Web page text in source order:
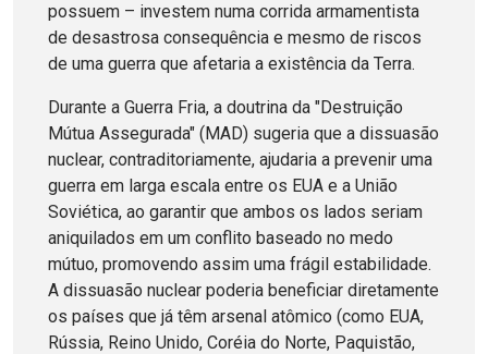
possuem – investem numa corrida armamentista
de desastrosa consequência e mesmo de riscos
de uma guerra que afetaria a existência da Terra.
Durante a Guerra Fria, a doutrina da "Destruição
Mútua Assegurada" (MAD) sugeria que a dissuasão
nuclear, contraditoriamente, ajudaria a prevenir uma
guerra em larga escala entre os EUA e a União
Soviética, ao garantir que ambos os lados seriam
aniquilados em um conflito baseado no medo
mútuo, promovendo assim uma frágil estabilidade.
A dissuasão nuclear poderia beneficiar diretamente
os países que já têm arsenal atômico (como EUA,
Rússia, Reino Unido, Coréia do Norte, Paquistão,